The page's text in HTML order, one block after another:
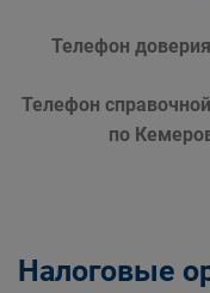
Телефон
Телефон
по
Налоговые